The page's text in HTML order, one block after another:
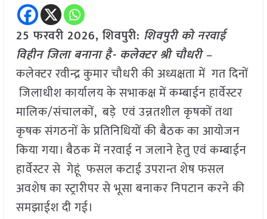
25 फरवरी 2026,शिवपुरी: शिवपुरी को नरवाई
विहीन जिला बनाना है- कलेक्टर श्री चौधरी –
कलेक्टर रवीन्द्र कुमार चौधरी की अध्यक्षता में गत दिनों
जिलाधीश कार्यालय के सभाकक्ष में कम्बाईन हार्वेस्टर
मालिक/संचालकों, बड़े एवं उन्नतशील कृषकों तथा
कृषक संगठनों के प्रतिनिधियों की बैठक का आयोजन
किया गया। बैठक में नरवाई न जलाने हेतु एवं कम्बाईन
हार्वेस्टर से गेहूं फसल कटाई उपरान्त शेष फसल
अवशेष का स्ट्रारीपर से भूसा बनाकर निपटान करने की
समझाईश दी गई।